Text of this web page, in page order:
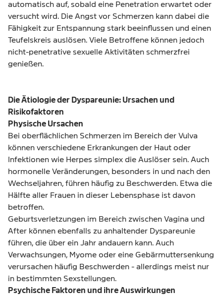
automatisch auf, sobald eine Penetration erwartet oder
versucht wird. Die Angst vor Schmerzen kann dabei die
Fähigkeit zur Entspannung stark beeinflussen und einen
Teufelskreis auslösen. Viele Betroffene können jedoch
nicht-penetrative sexuelle Aktivitäten schmerzfrei
genießen.
Die Ätiologie der Dyspareunie: Ursachen und
Risikofaktoren
Physische Ursachen
Bei oberflächlichen Schmerzen im Bereich der Vulva
können verschiedene Erkrankungen der Haut oder
Infektionen wie Herpes simplex die Auslöser sein. Auch
hormonelle Veränderungen, besonders in und nach den
Wechseljahren, führen häufig zu Beschwerden. Etwa die
Hälfte aller Frauen in dieser Lebensphase ist davon
betroffen.
Geburtsverletzungen im Bereich zwischen Vagina und
After können ebenfalls zu anhaltender Dyspareunie
führen, die über ein Jahr andauern kann. Auch
Verwachsungen, Myome oder eine Gebärmuttersenkung
verursachen häufig Beschwerden - allerdings meist nur
in bestimmten Sexstellungen.
Psychische Faktoren und ihre Auswirkungen